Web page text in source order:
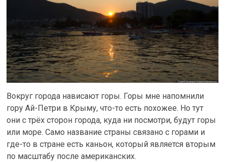
Вокруг города нависают горы. Горы мне напомнили
гору Ай-Петри в Крыму, что-то есть похожее. Но тут
они с трёх сторон города, куда ни посмотри, будут горы
или море. Само название страны связано с горами и
где-то в стране есть каньон, который является вторым
по масштабу после американских.